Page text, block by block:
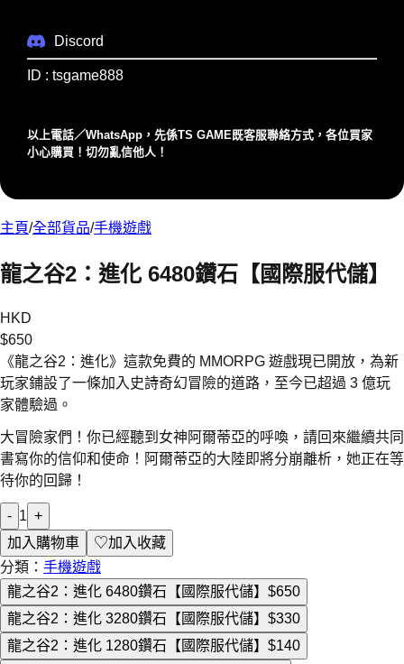
Discord
ID : tsgame888
以上電話／WhatsApp，先係TS GAME既客服聯絡⽅式，各位買家
⼩⼼購買！切勿亂信他⼈！
主頁/全部貨品/手機遊戲
龍之谷2：進化 6480鑽石【國際服代儲】
HKD
$650
《龍之谷2：進化》這款免費的 MMORPG 遊戲現已開放，為新
玩家鋪設了一條加入史詩奇幻冒險的道路，至今已超過 3 億玩
家體驗過。
大冒險家們！你已經聽到女神阿爾蒂亞的呼喚，請回來繼續共同
書寫你的信仰和使命！阿爾蒂亞的大陸即將分崩離析，她正在等
待你的回歸！
- 1 +
加入購物車
♡加入收藏
分類： 手機遊戲
龍之谷2：進化 6480鑽石【國際服代儲】 $650
龍之谷2：進化 3280鑽石【國際服代儲】 $330
龍之谷2：進化 1280鑽石【國際服代儲】 $140